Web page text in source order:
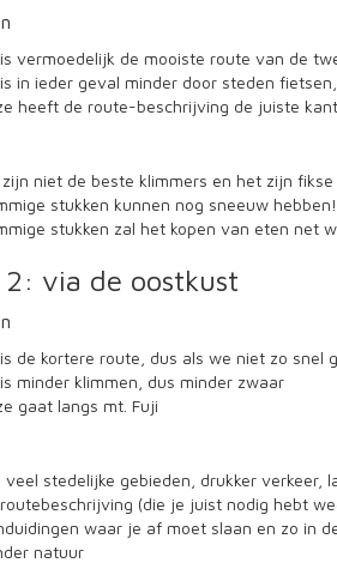
vermoedelijk de mooiste route van de
in ieder geval minder door steden
heeft de route-beschrijving de juiste
niet de beste klimmers en het zijn
stukken kunnen nog sneeuw hebben!
stukken zal het kopen van eten net
2: via de oostkust
de kortere route, dus als we niet zo snel
minder klimmen, dus minder zwaar
gaat langs mt. Fuji
veel stedelijke gebieden, drukker verkeer,
(die je juist nodig hebt
waar je af moet slaan en zo in
natuur